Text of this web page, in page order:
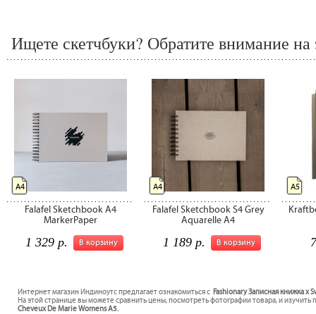
Ищете скетчбуки? Обратите внимание на
Falafel Sketchbook A4
MarkerPaper
В корзину
1 329 р.
А4
Falafel Sketchbook S4 Grey
Aquarelle A4
В корзину
1 189 р.
А4 А5
Интернет магазин Индиноутс предлагает ознакомиться с Fashionary Записная книжка x
На этой странице вы можете сравнить цены, посмотреть фотографии товара, и
Cheveux De Marie Womens A5.